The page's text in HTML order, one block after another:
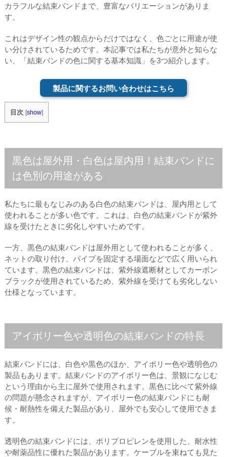
カラフルな結束バンドまで、豊富なバリエーションがありま
す。
これはデザイン性の観点からだけではなく、色ごとに用途が使
い分けされているためです。本記事では私たちが意外と知らな
い、「結束バンドの色に関する基本知識」を3つ紹介します。
製品に関するお問い合わせはこちら
目次 [show]
黒色は屋外用・白色は屋内用！結束バンドに
は色別の用途がある
私たちに最もなじみのある白色の結束バンドは、屋内用として
使われることが多い色です。これは、白色の結束バンドが紫外
線を受けたときに劣化しやすいためです。
一方、黒色の結束バンドは屋外用として使われることが多く、
ネットの取り付け、パイプを固定する場面などで広く用いられ
ています。黒色の結束バンドは、紫外線遮断材としてカーボン
ブラックが使用されているため、紫外線を受けても劣化しない
仕様となっています。
アイボリー色や透明色の結束バンドの特長
結束バンドには、白色や黒色のほか、アイボリー色や透明色の
製品もあります。結束バンドのアイボリー色は、景観になじむ
という理由から主に屋外で使用されます。黒色に比べて紫外線
の問題が懸念されますが、アイボリー色の結束バンドにも耐
候・耐熱性を備えた製品があり、屋外でも安心して使用できま
す。
透明色の結束バンドには、ポリプロピレンを使用した、耐水性
や耐薬品性に優れた製品があります。ケーブルを束ねても見た